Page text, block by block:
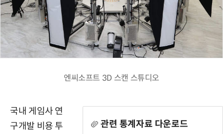
엔씨소프트 3D 스캔 스튜디오
관련 통계자료 다운로드
국내 게임사 연
구개발 비용 투